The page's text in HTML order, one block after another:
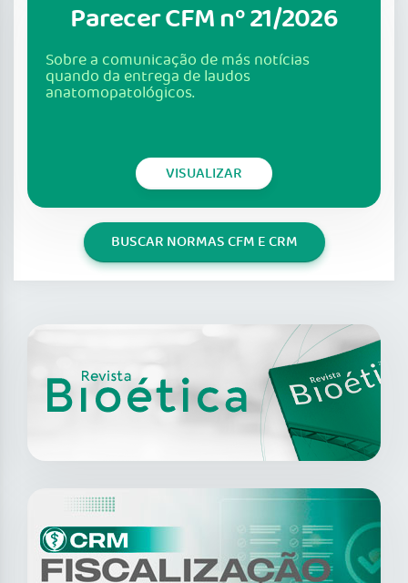
Parecer CFM nº 21/2026
Sobre a comunicação de más notícias
quando da entrega de laudos
anatomopatológicos.
VISUALIZAR
BUSCAR NORMAS CFM E CRM